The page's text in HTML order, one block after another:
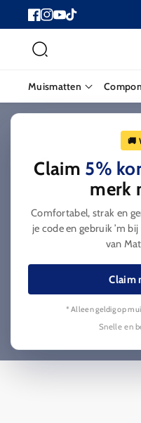
Ga naar
inhoud
Facebook
Instagram
YouTube
TikTok
Muismatten
🚚
Claim 5%
merk
Comfortabel, strak en
je code en gebruik ’m
van
Claim
* Alleen geldig op
Snelle en
Kleine
C
l
t
Kleine